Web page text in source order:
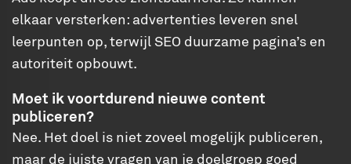
elkaar versterken: advertenties leveren snel
leerpunten op, terwijl SEO duurzame pagina’s en
autoriteit opbouwt.
Moet ik voortdurend nieuwe content
publiceren?
Nee. Het doel is niet zoveel mogelijk publiceren,
maar de juiste vragen van je doelgroep goed